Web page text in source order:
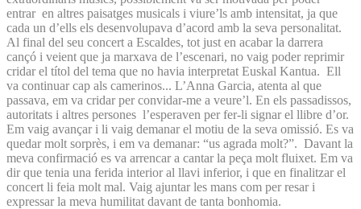
entrar en altres paisatges musicals i viure’ls amb intensitat, ja que
cada un d’ells els desenvolupava d’acord amb la seva personalitat.
Al final del seu concert a Escaldes, tot just en acabar la darrera
cançó i veient que ja marxava de l’escenari, no vaig poder reprimir
cridar el títol del tema que no havia interpretat Euskal Kantua. Ell
va continuar cap als camerinos... L’Anna Garcia, atenta al que
passava, em va cridar per convidar-me a veure’l. En els passadissos,
autoritats i altres persones l’esperaven per fer-li signar el llibre d’or.
Em vaig avançar i li vaig demanar el motiu de la seva omissió. Es va
quedar molt sorprès, i em va demanar: “us agrada molt?”. Davant la
meva confirmació es va arrencar a cantar la peça molt fluixet. Em va
dir que tenia una ferida interior al llavi inferior, i que en finalitzar el
concert li feia molt mal. Vaig ajuntar les mans com per resar i
expressar la meva humilitat davant de tanta bonhomia.